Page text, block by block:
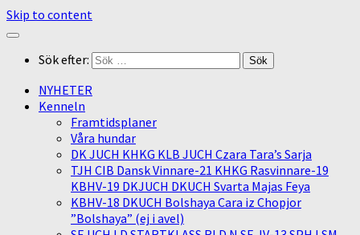
Skip to content
Sök efter:
NYHETER
Kenneln
Framtidsplaner
Våra hundar
DK JUCH KHKG KLB JUCH Czara Tara’s Sarja
TJH CIB Dansk Vinnare-21 KHKG Rasvinnare-19
KBHV-19 DKJUCH DKUCH Svarta Majas Feya
KBHV-18 DKUCH Bolshaya Cara iz Chopjor
”Bolshaya” (ej i avel)